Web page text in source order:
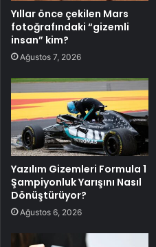
Yıllar önce çekilen Mars
fotoğrafındaki “gizemli
insan” kim?
Ağustos 7, 2026
Yazılım Gizemleri Formula 1
Şampiyonluk Yarışını Nasıl
Dönüştürüyor?
Ağustos 6, 2026